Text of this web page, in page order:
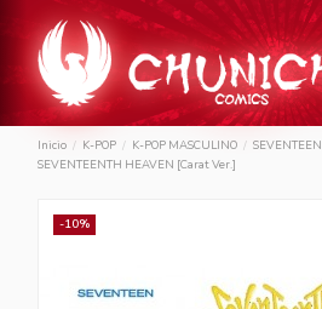
Inicio K-POP K-POP MASCULINO SEVENTEEN
SEVENTEENTH HEAVEN [Carat Ver.]
-10%